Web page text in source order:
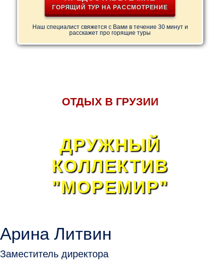
ГОРЯЩИЙ ТУР НА РАССМОТРЕНИЕ
Наш специалист свяжется с Вами в течение 30 минут и
расскажет про горящие туры
ОТДЫХ В ГРУЗИИ
ДРУЖНЫЙ
КОЛЛЕКТИВ
"МОРЕМИР"
Арина Литвин
Заместитель директора